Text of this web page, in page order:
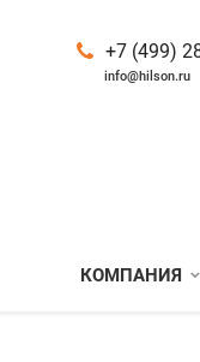
+7 (499)
info@hilson.ru
КОМПАНИЯ